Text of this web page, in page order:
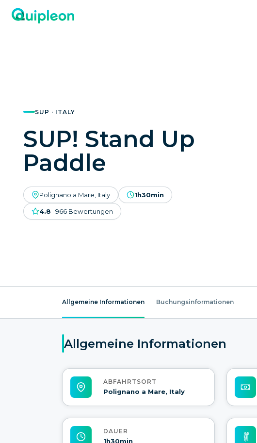
SUP · ITALY
SUP! Stand Up
Paddle
Polignano a Mare, Italy 1h30min
4.8 · 966 Bewertungen
Allgemeine Informationen Buchungsinformationen
Allgemeine Informationen
ABFAHRTSORT
Polignano a Mare, Italy
DAUER
1h30min